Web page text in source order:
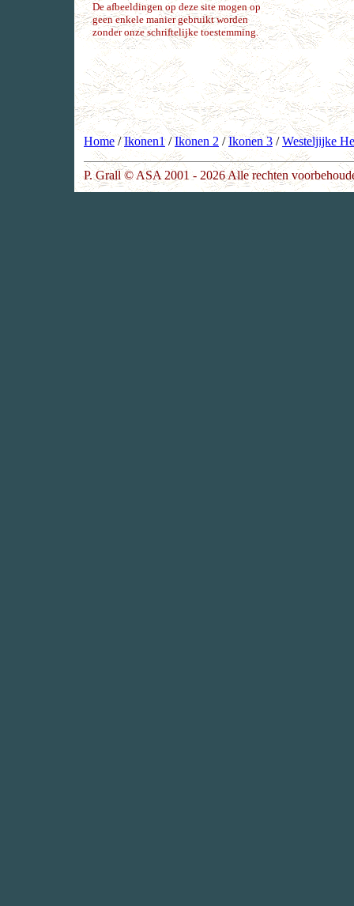
De afbeeldingen op deze site mogen op
geen enkele manier gebruikt worden
zonder onze schriftelijke toestemming.
Home/Ikonen1/Ikonen 2 /Ikonen 3/Westeljijke
P. Grall © ASA 2001 - 2026 Alle rechten